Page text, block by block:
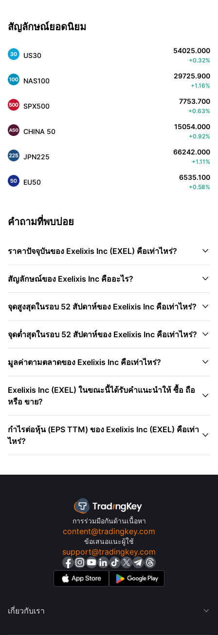
สัญลักษณ์ยอดนิยม
US30
54025.000
+0.32%
NAS100
29725.900
+1.16%
SPX500
7753.700
+0.63%
CHINA 50
15054.000
+0.92%
JPN225
66242.000
+1.11%
EU50
6535.100
+0.58%
คำถามที่พบบ่อย
ราคาปัจจุบันของ Exelixis Inc (EXEL) คือเท่าไหร่? 
สัญลักษณ์ของ Exelixis Inc คืออะไร? 
จุดสูงสุดในรอบ 52 สัปดาห์ของ Exelixis Inc คือเท่าไหร่? 
จุดต่ำสุดในรอบ 52 สัปดาห์ของ Exelixis Inc คือเท่าไหร่? 
มูลค่าตามตลาดของ Exelixis Inc คือเท่าไหร่? 
Exelixis Inc (EXEL) ในขณะนี้ได้รับคำแนะนำให้ ซื้อ ถือ
หรือ ขาย?

กําไรต่อหุ้น (EPS TTM) ของ Exelixis Inc (EXEL) คือเท่า
ไหร่?

การร่วมมือกันด้านเนื้อหา
content@tradingkey.com
ข้อเสนอแนะผู้ใช้
support@tradingkey.com
เกี่ยวกับเรา 